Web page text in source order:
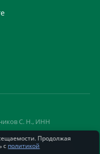
С. Н., ИНН
приём врача. Имеются
специалиста.
Продолжая
с политикой